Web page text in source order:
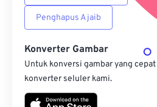
Penghapus Ajaib
Konverter Gambar
Untuk konversi gambar yang
konverter seluler kami.